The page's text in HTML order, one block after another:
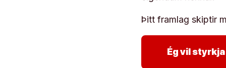
Þitt framlag skiptir
Ég vil